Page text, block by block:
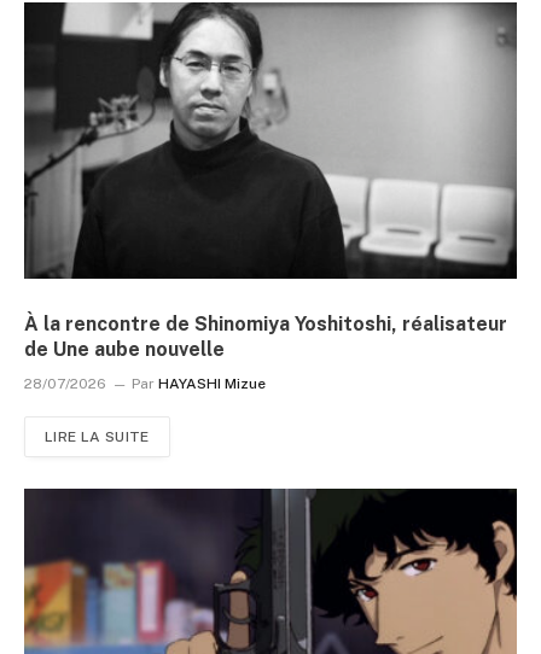
À la rencontre de Shinomiya Yoshitoshi, réalisateur
de Une aube nouvelle
28/07/2026 Par HAYASHI Mizue
LIRE LA SUITE